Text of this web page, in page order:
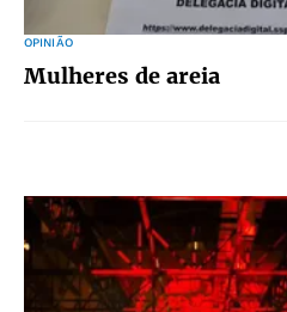
OPINIÃO
Mulheres de areia